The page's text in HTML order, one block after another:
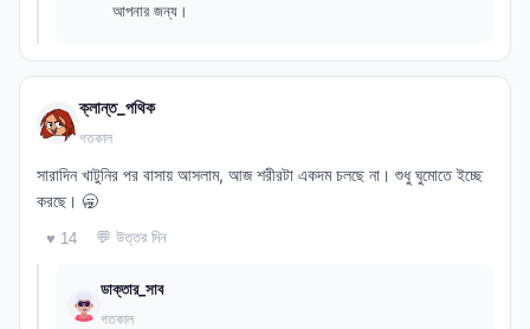
আপনার জন্য।
ক্লান্ত_পথিক
গতকাল
সারাদিন খাটুনির পর বাসায় আসলাম, আজ শরীরটা একদম চলছে না। শুধু ঘুমোতে ইচ্ছে
করছে। 🥱
♥ 14 💬 উত্তর দিন
ডাক্তার_সাব
গতকাল